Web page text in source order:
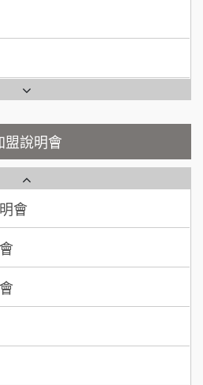
200萬~400萬
台北市
高雄市
啡加盟說明會
會
櫃檯
送人員(台中市)
療師
會
盟說明會
說明會
說明會
會